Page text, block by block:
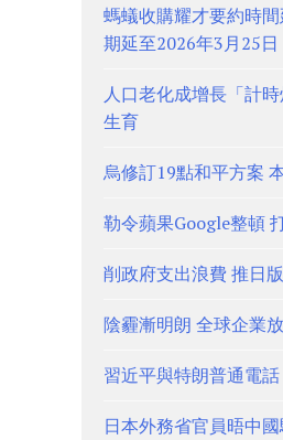
螞蟻收購耀才要約時
期延至2026年3月25日
人口老化成增長「計
生育
烏修訂19點和平方案
勒令蘋果Google整頓
削政府支出浪費 推日
陰霾漸明朗 全球企業
習近平與特朗普通電
日本外務省官員晤中